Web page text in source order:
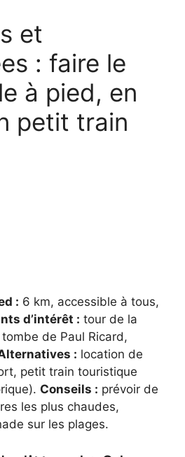
et
: faire le
à pied, en
petit train
: 6 km, accessible à tous,
d’intérêt : tour de la
de Paul Ricard,
: location de
petit train touristique
Conseils : prévoir de
les plus chaudes,
sur les plages.